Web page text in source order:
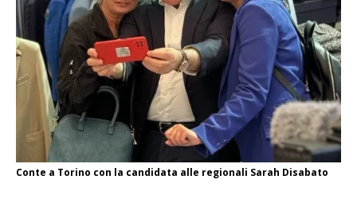
Conte a Torino con la candidata alle regionali Sarah Disabato